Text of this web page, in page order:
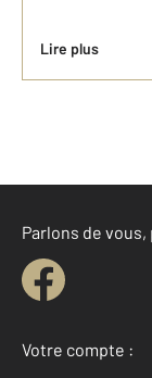
Lire plus
Parlons de
Votre compte :